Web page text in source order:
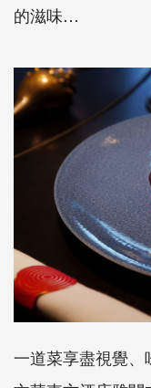
的滋味…
一道菜享盡視覺